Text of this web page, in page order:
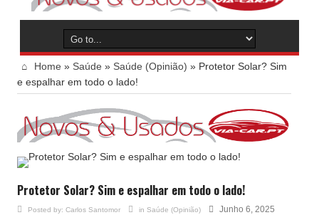
Home » Saúde » Saúde (Opinião) » Protetor Solar? Sim
e espalhar em todo o lado!
Protetor Solar? Sim e espalhar em todo o lado!
Posted by: Carlos Santomor in Saúde (Opinião) Junho 6, 2025